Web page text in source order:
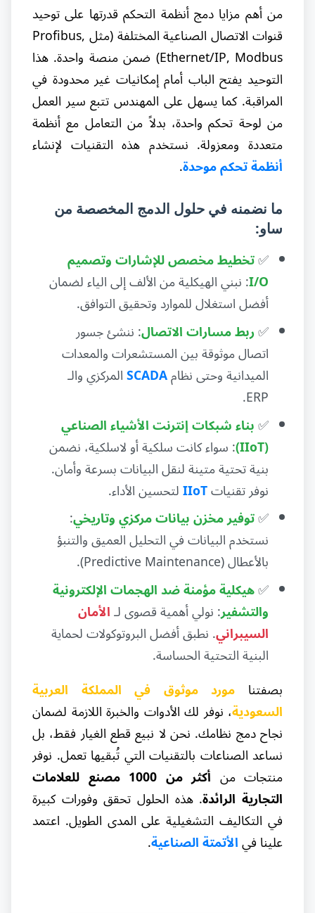
من أهم مزايا دمج أنظمة التحكم قدرتها على توحيد
قنوات الاتصال الصناعية المختلفة (مثل Profibus,
Ethernet/IP, Modbus) ضمن منصة واحدة. هذا
التوحيد يفتح الباب أمام إمكانيات غير محدودة في
المراقبة. كما يسهل على المهندس تتبع سير العمل
من لوحة تحكم واحدة، بدلاً من التعامل مع أنظمة
متعددة ومعزولة. نستخدم هذه التقنيات لإنشاء
أنظمة تحكم موحدة.
ما نضمنه في حلول الدمج المخصصة من
ساو:
✅تخطيط مخصص للإشارات وتصميم
I/O: نبني الهيكلية من الألف إلى الياء لضمان
أفضل استغلال للموارد وتحقيق التوافق.
✅ربط مسارات الاتصال: ننشئ جسور
اتصال موثوقة بين المستشعرات والمعدات
الميدانية وحتى نظامSCADAالمركزي والـ
ERP.
✅بناء شبكات إنترنت الأشياء الصناعي
(IIoT)
: سواء كانت سلكية أو لاسلكية، نضمن
بنية تحتية متينة لنقل البيانات بسرعة وأمان.
نوفر تقنياتIIoTلتحسين الأداء.
✅توفير مخزن بيانات مركزي وتاريخي:
نستخدم البيانات في التحليل العميق والتنبؤ
بالأعطال (Predictive Maintenance).
✅هيكلية مؤمنة ضد الهجمات الإلكترونية
والتشفير: نولي أهمية قصوى لـالأمان
السيبراني. نطبق أفضل البروتوكولات لحماية
البنية التحتية الحساسة.
بصفتنا مورد موثوق في المملكة العربية
السعودية، نوفر لك الأدوات والخبرة اللازمة لضمان
نجاح دمج نظامك. نحن لا نبيع قطع الغيار فقط، بل
نساعد الصناعات بالتقنيات التي تُبقيها تعمل. نوفر
منتجات من
أكثر من 1000 مصنع للعلامات
التجارية الرائدة. هذه الحلول تحقق وفورات كبيرة
في التكاليف التشغيلية على المدى الطويل. اعتمد
علينا فيالأتمتة الصناعية.